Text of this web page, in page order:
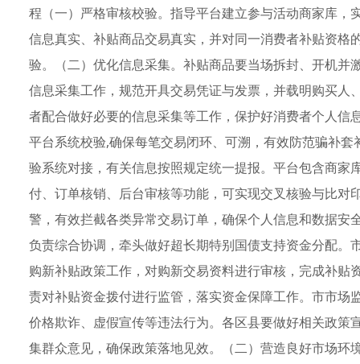
程（一）严格审核校验。指导平台建立参与活动商家库
信息真实、补贴商品交易真实，并对同一消费者补贴资
验。（二）优化信息采集。补贴商品要当场拆封、开机
信息采集工作，规范开具交易凭证与发票，并载明购买
者配合做好必要的信息采集等工作，保护好消费者个人
平台系统校验,确保每笔交易闭环、可溯，有效防范骗补
验系统对接，有关信息按照规定统一提报。平台包含商
付、订单核销、后台审核等功能，可实现交叉核验与比
警，有效拦截各类异常交易订单，确保个人信息和数据
负责综合协调，牵头做好超长期特别国债支持资金分配
购新补贴政策工作，对购新交易资料进行审核，完成补
责对补贴资金拨付进行监管，落实资金保障工作。市市
价格欺诈、虚假宣传等违法行为。各区县要做好相关政
集群众意见，确保政策落地见效。（二）营造良好市场